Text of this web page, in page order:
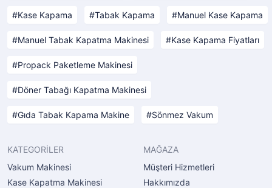
Kase Kapama Tabak Kapama Manuel Kase Kapama
Manuel Tabak Kapatma Makinesi Kase Kapama Fiyatları
Propack Paketleme Makinesi
Döner Tabağı Kapatma Makinesi
Gıda Tabak Kapama Makine Sönmez Vakum
KATEGORİLER
Vakum Makinesi
Kase Kapatma Makinesi
MAĞAZA
Müşteri Hizmetleri
Hakkımızda